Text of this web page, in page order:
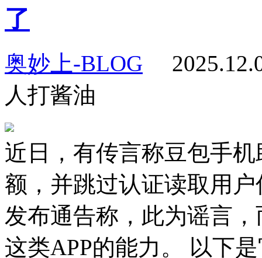
了
奥妙上-BLOG
人打酱油
近日，有传言称豆包手
额，并跳过认证读取用
发布通告称，此为谣言
这类APP的能力。 以下